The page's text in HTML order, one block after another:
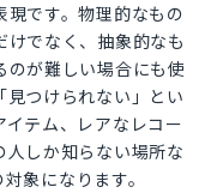
です。物理的なもの
けでなく、抽象的なも
のが難しい場合にも使
見つけられない」とい
テム、レアなレコー
人しか知らない場所な
象になります。